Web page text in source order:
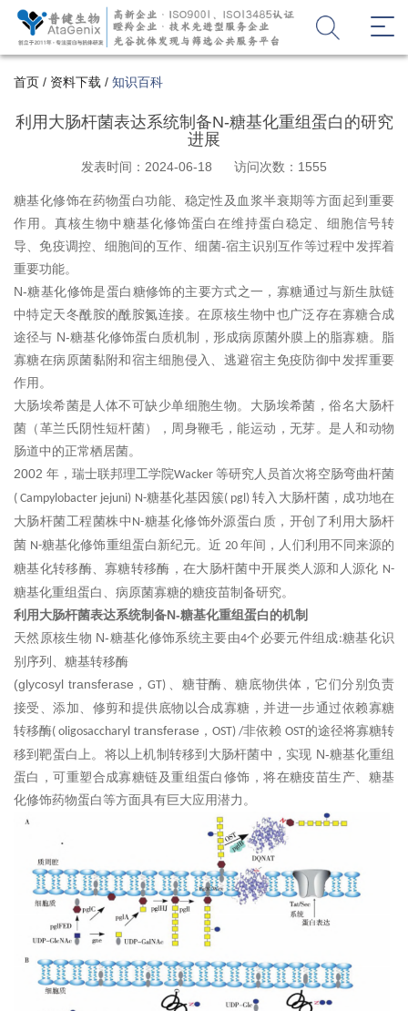
首页 / 资料下载 / 知识百科
利用大肠杆菌表达系统制备N-糖基化重组蛋白的研究
进展
发表时间：2024-06-18 访问次数：1555
糖基化修饰在药物蛋白功能、稳定性及血浆半衰期等方面起到重要
作用。真核生物中糖基化修饰蛋白在维持蛋白稳定、细胞信号转
导、免疫调控、细胞间的互作、细菌-宿主识别互作等过程中发挥着
重要功能。
N-糖基化修饰是蛋白糖修饰的主要方式之一，寡糖通过与新生肽链
中特定天冬酰胺的酰胺氮连接。在原核生物中也广泛存在寡糖合成
途径与 N-糖基化修饰蛋白质机制，形成病原菌外膜上的脂寡糖。脂
寡糖在病原菌黏附和宿主细胞侵入、逃避宿主免疫防御中发挥重要
作用。
大肠埃希菌是人体不可缺少单细胞生物。大肠埃希菌，俗名大肠杆
菌（革兰氏阴性短杆菌），周身鞭毛，能运动，无芽。是人和动物
肠道中的正常栖居菌。
2002 年，瑞士联邦理工学院Wacker 等研究人员首次将空肠弯曲杆菌
( Campylobacter jejuni) N-糖基化基因簇( pgl)转入大肠杆菌，成功地在
大肠杆菌工程菌株中 N-糖基化修饰外源蛋白质，开创了利用大肠杆
菌 N-糖基化修饰重组蛋白新纪元。近20年间，人们利用不同来源的
糖基化转移酶、寡糖转移酶，在大肠杆菌中开展类人源和人源化 N-
糖基化重组蛋白、病原菌寡糖的糖疫苗制备研究。
利用 大肠杆菌表达系统制备N-糖基化重组蛋白的机制
天然原核生物 N-糖基化修饰系统主要由4个必要元件组成:糖基化识
别序列、糖基转移酶
(glycosyl transferase ， GT) 、糖苷酶、糖底物供体，它们分别负责
接受、添加、修剪和提供底物以合成寡糖，并进一步通过依赖寡糖
转移酶( oligosaccharyl transferase ， OST) /非依赖 OST的途径将寡糖转
移到靶蛋白上。将以上机制转移到 大肠杆菌中，实现 N-糖基化重组
蛋白，可重塑合成寡糖链及重组蛋白修饰，将在糖疫苗生产、糖基
化修饰药物蛋白等方面具有巨大应用潜力。